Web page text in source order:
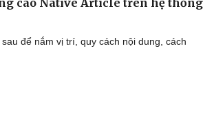
để nắm vị trí, quy cách nội dung, cách